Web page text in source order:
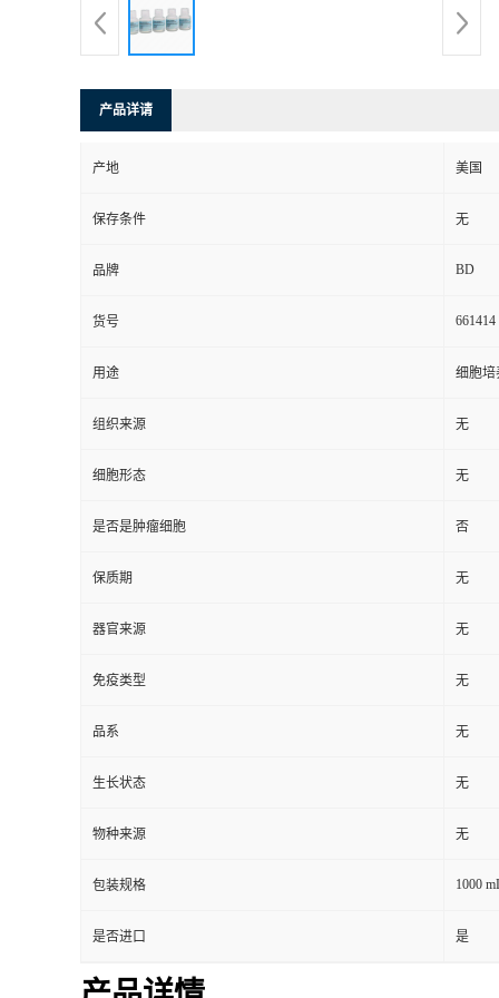
产品详请
产地 美国
保存条件 无
品牌 BD
货号 661414
用途 细胞培
组织来源 无
细胞形态 无
是否是肿瘤细胞 否
保质期 无
器官来源 无
免疫类型 无
品系 无
生长状态 无
物种来源 无
包装规格 1000
是否进口 是